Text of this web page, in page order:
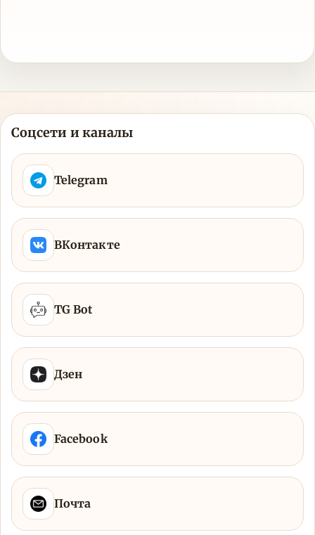
Соцсети и каналы
Telegram
ВКонтакте
TG Bot
Дзен
Facebook
Почта